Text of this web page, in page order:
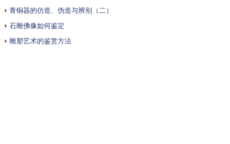
青铜器的仿造、伪造与辨别（二）
石雕佛像如何鉴定
雕塑艺术的鉴赏方法